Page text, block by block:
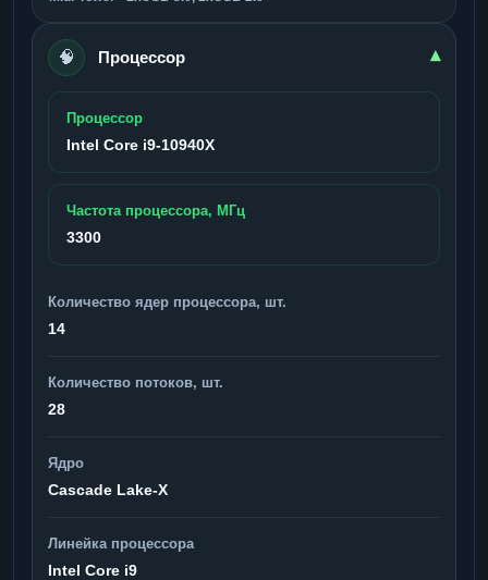
🧠 Процессор ▾
Процессор
Intel Core i9-10940X
Частота процессора, МГц
3300
Количество ядер процессора, шт.
14
Количество потоков, шт.
28
Ядро
Cascade Lake-X
Линейка процессора
Intel Core i9